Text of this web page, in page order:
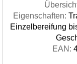
Eigenschaften:
Einzelbereifung
EAN: